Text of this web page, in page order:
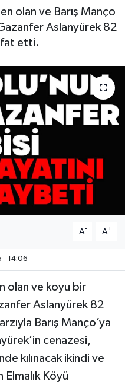
olan ve Barış Manço
Aslanyürek 82
etti.
A- A+
- 14:06
olan ve koyu bir
Aslanyürek 82
Barış Manço’ya
cenazesi,
kılınacak ikindi ve
Elmalık Köyü